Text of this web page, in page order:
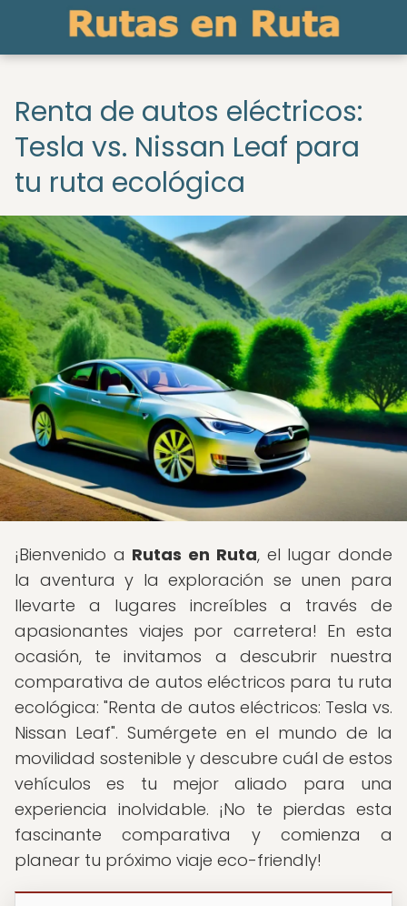
Renta de autos eléctricos:
Tesla vs. Nissan Leaf para
tu ruta ecológica
¡Bienvenido a Rutas en Ruta, el lugar donde
la aventura y la exploración se unen para
llevarte a lugares increíbles a través de
apasionantes viajes por carretera! En esta
ocasión, te invitamos a descubrir nuestra
comparativa de autos eléctricos para tu ruta
ecológica: "Renta de autos eléctricos: Tesla vs.
Nissan Leaf". Sumérgete en el mundo de la
movilidad sostenible y descubre cuál de estos
vehículos es tu mejor aliado para una
experiencia inolvidable. ¡No te pierdas esta
fascinante comparativa y comienza a
planear tu próximo viaje eco-friendly!